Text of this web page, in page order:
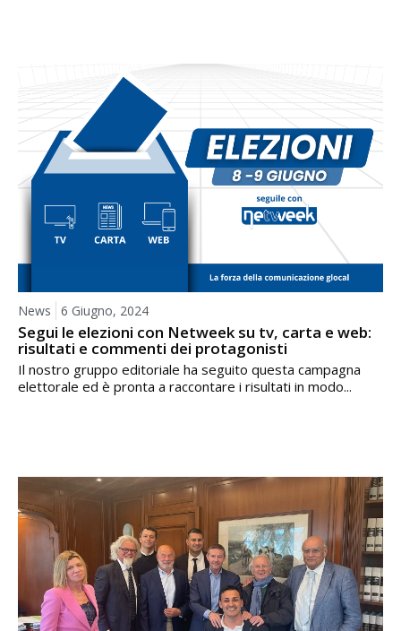
News 6 Giugno, 2024
Segui le elezioni con Netweek su tv, carta e web:
risultati e commenti dei protagonisti
Il nostro gruppo editoriale ha seguito questa campagna
elettorale ed è pronta a raccontare i risultati in modo...